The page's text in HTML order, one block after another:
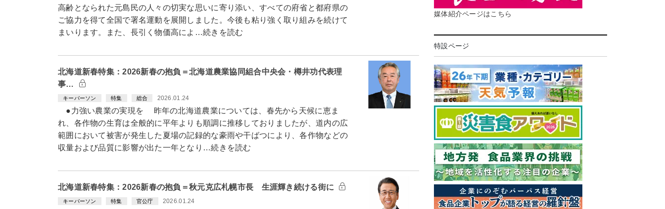
高齢となられた元島民の人々の切実な思いに寄り添い、すべての府省と都府県の
ご協力を得て全国で署名運動を展開しました。今後も粘り強く取り組みを続けて
まいります。また、長引く物価高によ…続きを読む
北海道新春特集：2026新春の抱負＝北海道農業協同組合中央会・樽井功代表理
事…
キーパーソン 特集 総合 2026.01.24
●力強い農業の実現を 昨年の北海道農業については、春先から天候に恵ま
れ、各作物の生育は全般的に平年よりも順調に推移しておりましたが、道内の広
範囲において被害が発生した夏場の記録的な豪雨や干ばつにより、各作物などの
収量および品質に影響が出た一年となり…続きを読む
北海道新春特集：2026新春の抱負＝秋元克広札幌市長 生涯輝き続ける街に
キーパーソン 特集 官公庁 2026.01.24
媒体紹介ページはこちら
特設ページ